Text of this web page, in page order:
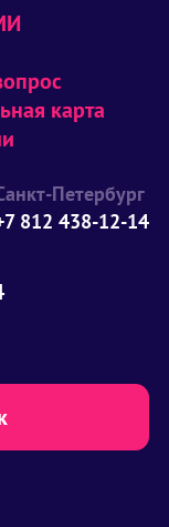
карта
Петербург
812 438-12-14